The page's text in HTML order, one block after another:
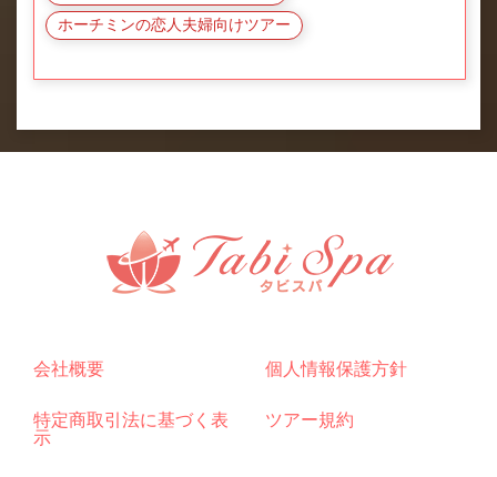
ホーチミンの恋人夫婦向けツアー
会社概要 個人情報保護方針
特定商取引法に基づく表
示
ツアー規約